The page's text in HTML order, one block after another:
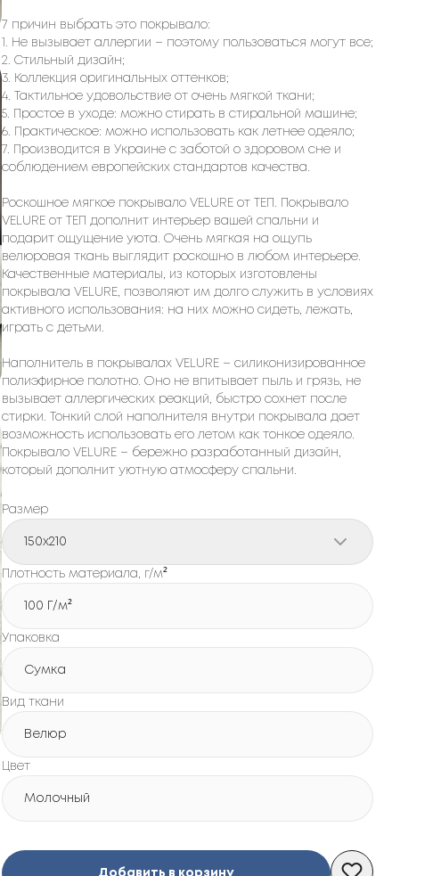
7 причин выбрать это покрывало:
1. Не вызывает аллергии – поэтому пользоваться могут все;
2. Стильный дизайн;
3. Коллекция оригинальных оттенков;
4. Тактильное удовольствие от очень мягкой ткани;
5. Простое в уходе: можно стирать в стиральной машине;
6. Практическое: можно использовать как летнее одеяло;
7. Производится в Украине с заботой о здоровом сне и
соблюдением европейских стандартов качества.
Роскошное мягкое покрывало VELURE от ТЕП. Покрывало
VELURE от ТЕП дополнит интерьер вашей спальни и
подарит ощущение уюта. Очень мягкая на ощупь
велюровая ткань выглядит роскошно в любом интерьере.
Качественные материалы, из которых изготовлены
покрывала VELURE, позволяют им долго служить в условиях
активного использования: на них можно сидеть, лежать,
играть с детьми.
Наполнитель в покрывалах VELURE – силиконизированное
полиэфирное полотно. Оно не впитывает пыль и грязь, не
вызывает аллергических реакций, быстро сохнет после
стирки. Тонкий слой наполнителя внутри покрывала дает
возможность использовать его летом как тонкое одеяло.
Покрывало VELURE – бережно разработанный дизайн,
который дополнит уютную атмосферу спальни.
Размер
150x210
Плотность материала, г/м²
100 Г/м²
Упаковка
Сумка
Вид ткани
Велюр
Цвет
Молочный
Добавить в корзину